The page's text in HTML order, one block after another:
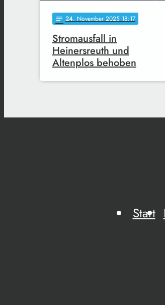
notes 24. November 2025 18:17
Stromausfall in
Heinersreuth und
Altenplos behoben
Start